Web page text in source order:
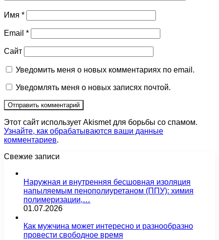
Имя *
Email *
Сайт
Уведомить меня о новых комментариях по email.
Уведомлять меня о новых записях почтой.
Этот сайт использует Akismet для борьбы со спамом.
Узнайте, как обрабатываются ваши данные
комментариев.
Свежие записи
Наружная и внутренняя бесшовная изоляция
напыляемым пенополиуретаном (ППУ): химия
полимеризации,…
01.07.2026
Как мужчина может интересно и разнообразно
провести свободное время